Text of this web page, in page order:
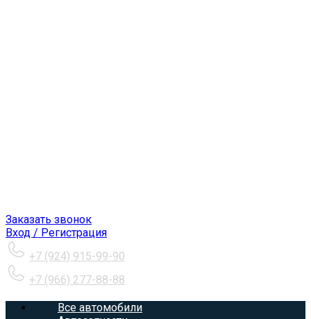
Заказать звонок
Вход / Регистрация
+7 (924) 915-99-90
+7 (966) 277-88-88
Все автомобили